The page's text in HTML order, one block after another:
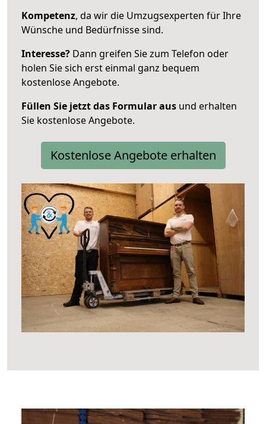
Kompetenz, da wir die Umzugsexperten für Ihre
Wünsche und Bedürfnisse sind.
Interesse? Dann greifen Sie zum Telefon oder
holen Sie sich erst einmal ganz bequem
kostenlose Angebote.
Füllen Sie jetzt das Formular aus und erhalten
Sie kostenlose Angebote.
Kostenlose Angebote erhalten